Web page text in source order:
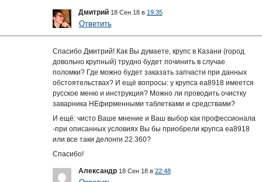
Дмитрий 18 Сен 18 в 19:35
Ответить
Спасибо Дмитрий! Как Вы думаете, крупс в Казани (город
довольно крупный) трудно будет починить в случае
поломки? Где можно будет заказать запчасти при данных
обстоятельствах? И ещё вопросы: у крупса ea8918 имеется
русское меню и инструкция? Можно ли проводить очистку
заварника НЕфирменными таблетками и средствами?
И ещё: чисто Ваше мнение и Ваш выбор как профессионала
-при описанных условиях Вы бы приобрели крупса еа8918
или все таки делонги 22.360?
Спасибо!
Александр 18 Сен 18 в 22:48